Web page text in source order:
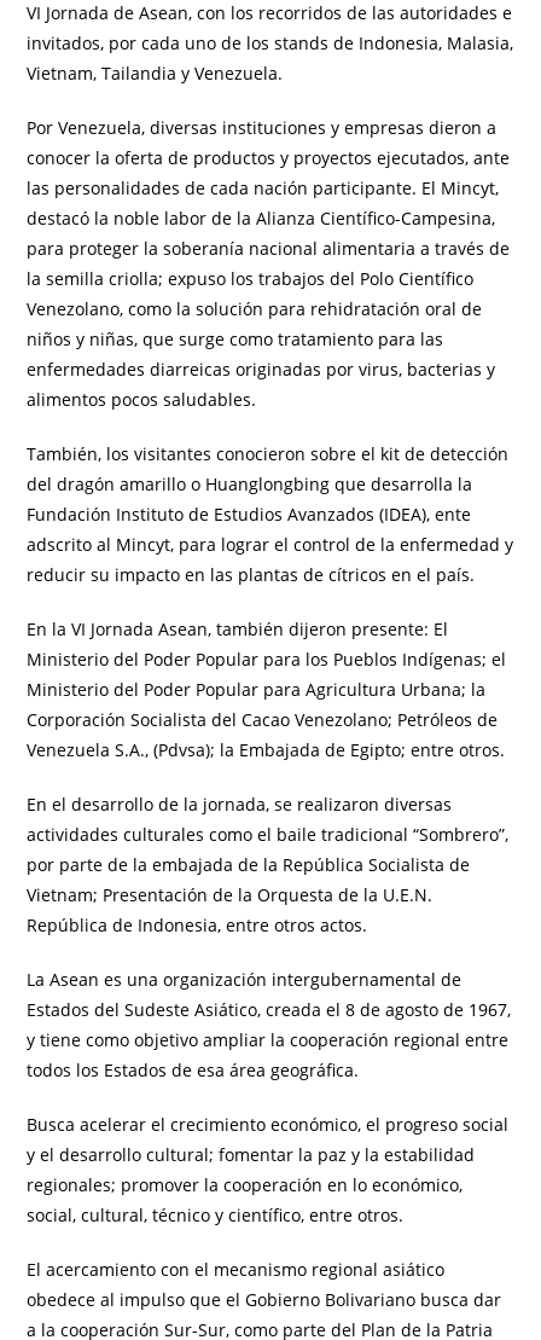
VI Jornada de Asean, con los recorridos de las autoridades e
invitados, por cada uno de los stands de Indonesia, Malasia,
Vietnam, Tailandia y Venezuela.
Por Venezuela, diversas instituciones y empresas dieron a
conocer la oferta de productos y proyectos ejecutados, ante
las personalidades de cada nación participante. El Mincyt,
destacó la noble labor de la Alianza Científico-Campesina,
para proteger la soberanía nacional alimentaria a través de
la semilla criolla; expuso los trabajos del Polo Científico
Venezolano, como la solución para rehidratación oral de
niños y niñas, que surge como tratamiento para las
enfermedades diarreicas originadas por virus, bacterias y
alimentos pocos saludables.
También, los visitantes conocieron sobre el kit de detección
del dragón amarillo o Huanglongbing que desarrolla la
Fundación Instituto de Estudios Avanzados (IDEA), ente
adscrito al Mincyt, para lograr el control de la enfermedad y
reducir su impacto en las plantas de cítricos en el país.
En la VI Jornada Asean, también dijeron presente: El
Ministerio del Poder Popular para los Pueblos Indígenas; el
Ministerio del Poder Popular para Agricultura Urbana; la
Corporación Socialista del Cacao Venezolano; Petróleos de
Venezuela S.A., (Pdvsa); la Embajada de Egipto; entre otros.
En el desarrollo de la jornada, se realizaron diversas
actividades culturales como el baile tradicional “Sombrero”,
por parte de la embajada de la República Socialista de
Vietnam; Presentación de la Orquesta de la U.E.N.
República de Indonesia, entre otros actos.
La Asean es una organización intergubernamental de
Estados del Sudeste Asiático, creada el 8 de agosto de 1967,
y tiene como objetivo ampliar la cooperación regional entre
todos los Estados de esa área geográfica.
Busca acelerar el crecimiento económico, el progreso social
y el desarrollo cultural; fomentar la paz y la estabilidad
regionales; promover la cooperación en lo económico,
social, cultural, técnico y científico, entre otros.
El acercamiento con el mecanismo regional asiático
obedece al impulso que el Gobierno Bolivariano busca dar
a la cooperación Sur-Sur, como parte del Plan de la Patria